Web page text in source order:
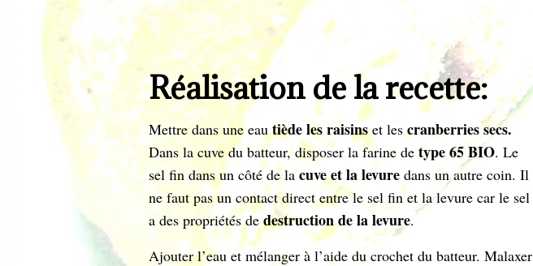
Réalisation de la recette:
Mettre dans une eautiède les raisinset lescranberries secs.
Dans la cuve du batteur, disposer la farine de type 65 BIO. Le
sel fin dans un côté de la cuve et la levure dans un autre coin. Il
ne faut pas un contact direct entre le sel fin et la levure car le sel
a des propriétés dedestruction de la levure.
Ajouter l’eau et mélanger à l’aide du crochet du batteur. Malaxer